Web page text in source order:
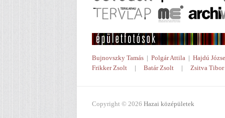
Bujnovszky Tamás | Polgár Attila | Hajdú
Frikker Zsolt | Batár Zsolt | Zsitva Tibor
Copyright © 2026 Hazai középületek